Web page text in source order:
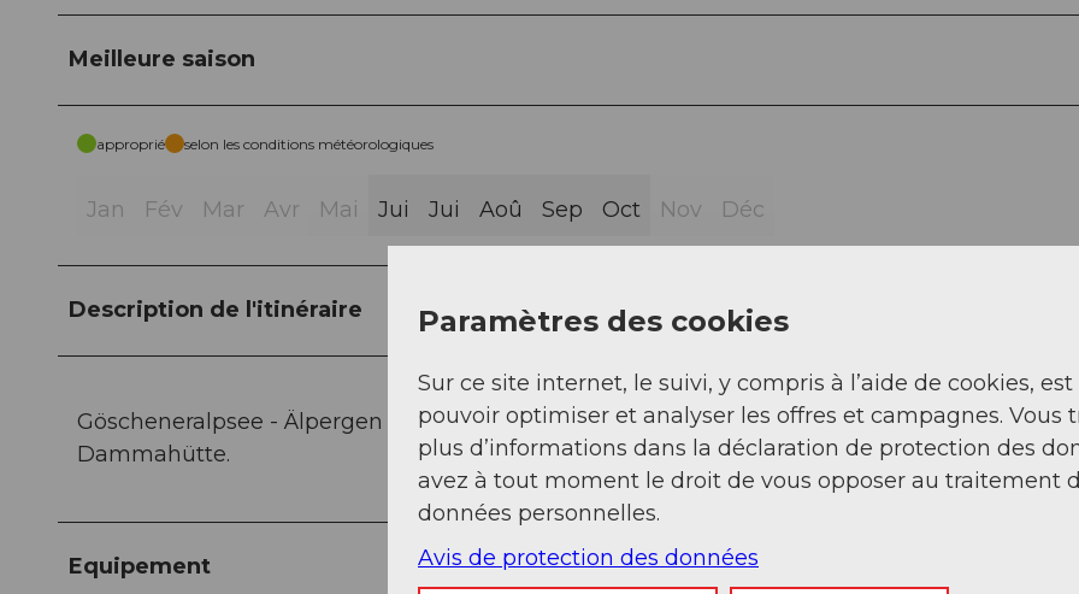
Meilleure saison
approprié selon les conditions météorologiques
Jan Fév Mar Avr Mai Jui Jui Aoû Sep Oct Nov Déc
Description de l'itinéraire
Göscheneralpsee - Älpergen und Höhenberg - Dammareussbrücke - Dammastäfeli -
Dammahütte.
Equipement
Paramètres des cookies
Sur ce site internet, le suivi, y compris à l’aide de cookies,
pouvoir optimiser et analyser les offres et campagnes. Vous
plus d’informations dans la déclaration de protection des
avez à tout moment le droit de vous opposer au traitement
données personnelles.
Avis de protection des données